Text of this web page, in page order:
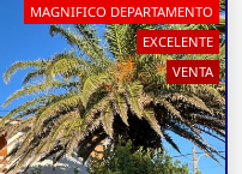
MAGNIFICO DEPARTAMENTO
EXCELENTE
VENTA